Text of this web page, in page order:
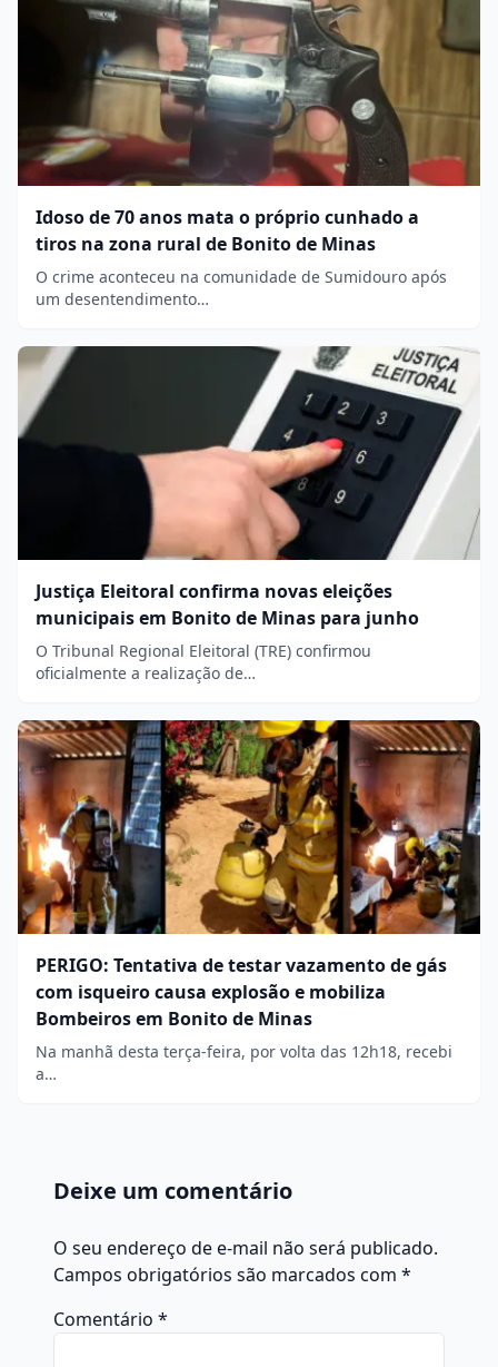
Idoso de 70 anos mata o próprio cunhado a
tiros na zona rural de Bonito de Minas
O crime aconteceu na comunidade de Sumidouro após
um desentendimento…
Justiça Eleitoral confirma novas eleições
municipais em Bonito de Minas para junho
O Tribunal Regional Eleitoral (TRE) confirmou
oficialmente a realização de…
PERIGO: Tentativa de testar vazamento de gás
com isqueiro causa explosão e mobiliza
Bombeiros em Bonito de Minas
Na manhã desta terça-feira, por volta das 12h18, recebi
a…
Deixe um comentário
O seu endereço de e-mail não será publicado.
Campos obrigatórios são marcados com *
Comentário *